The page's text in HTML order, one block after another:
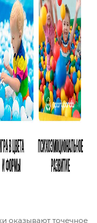
а значит
не придется.
оказывают точечное